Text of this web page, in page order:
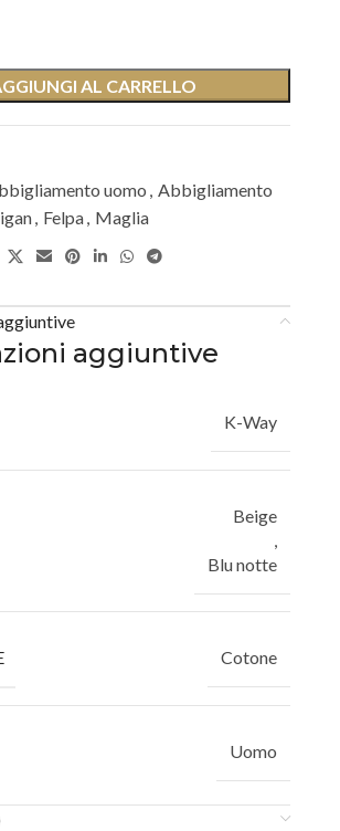
AL CARRELLO
uomo
Abbigliamento
Felpa Maglia
aggiuntive
K-Way
Beige
Blu notte
Cotone
Uomo